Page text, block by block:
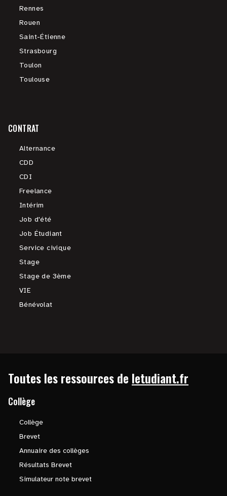
Rennes
Rouen
Saint-Étienne
Strasbourg
Toulon
Toulouse
CONTRAT
Alternance
CDD
CDI
Freelance
Intérim
Job d'été
Job Étudiant
Service civique
Stage
Stage de 3ème
VIE
Bénévolat
Toutes les ressources de letudiant.fr
Collège
Collège
Brevet
Annuaire des collèges
Résultats Brevet
Simulateur note brevet